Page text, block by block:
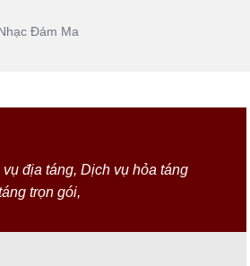
Đám Ma
vụ địa táng,Dịch vụ hỏa táng
trọn gói,